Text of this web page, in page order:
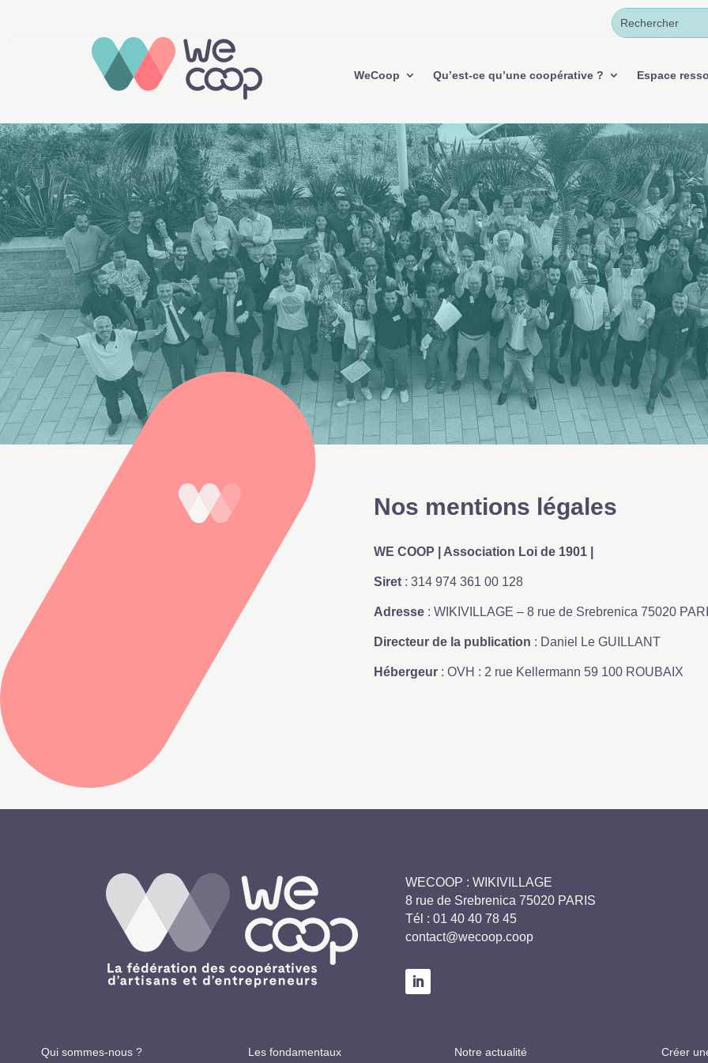
WeCoop Qu’est-ce qu’une coopérative ? Espace
Nos mentions légales
WE COOP | Association Loi de 1901 |
Siret: 314 974 361 00 128
Adresse: WIKIVILLAGE – 8 rue de Srebrenica 75020
Directeur de la publication : Daniel Le GUILLANT
Hébergeur: OVH : 2 rue Kellermann 59 100 ROUBAIX
WECOOP : WIKIVILLAGE
8 rue de Srebrenica 75020 PARIS
Tél : 01 40 40 78 45
contact@wecoop.coop
Qui sommes-nous ? Les fondamentaux Notre actualité Créer